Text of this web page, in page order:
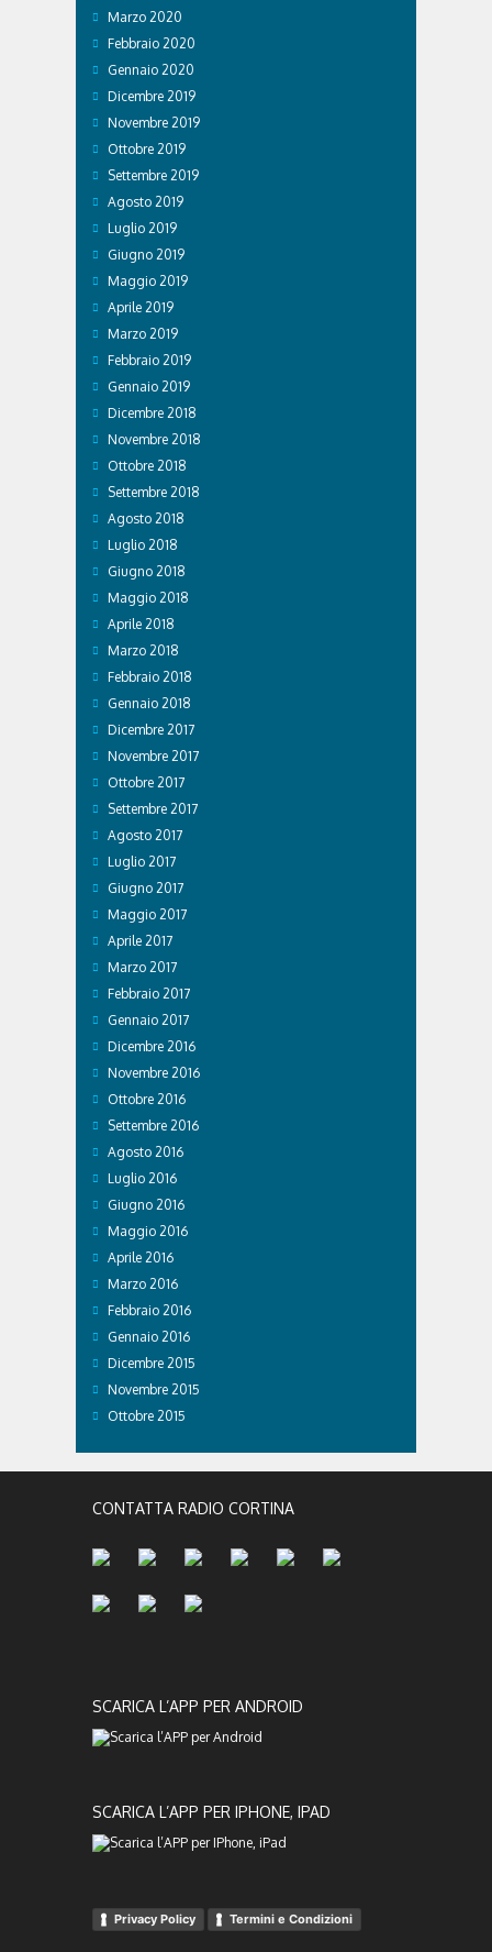
Marzo 2020
Febbraio 2020
Gennaio 2020
Dicembre 2019
Novembre 2019
Ottobre 2019
Settembre 2019
Agosto 2019
Luglio 2019
Giugno 2019
Maggio 2019
Aprile 2019
Marzo 2019
Febbraio 2019
Gennaio 2019
Dicembre 2018
Novembre 2018
Ottobre 2018
Settembre 2018
Agosto 2018
Luglio 2018
Giugno 2018
Maggio 2018
Aprile 2018
Marzo 2018
Febbraio 2018
Gennaio 2018
Dicembre 2017
Novembre 2017
Ottobre 2017
Settembre 2017
Agosto 2017
Luglio 2017
Giugno 2017
Maggio 2017
Aprile 2017
Marzo 2017
Febbraio 2017
Gennaio 2017
Dicembre 2016
Novembre 2016
Ottobre 2016
Settembre 2016
Agosto 2016
Luglio 2016
Giugno 2016
Maggio 2016
Aprile 2016
Marzo 2016
Febbraio 2016
Gennaio 2016
Dicembre 2015
Novembre 2015
Ottobre 2015
CONTATTA RADIO CORTINA
SCARICA L’APP PER ANDROID
SCARICA L’APP PER IPHONE, IPAD
Privacy Policy Termini e Condizioni